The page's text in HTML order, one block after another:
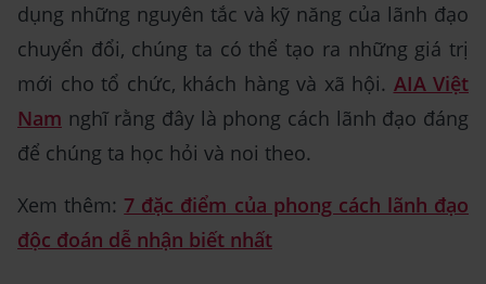
dụng những nguyên tắc và kỹ năng của lãnh đạo
chuyển đổi, chúng ta có thể tạo ra những giá trị
mới cho tổ chức, khách hàng và xã hội. AIA Việt
Nam nghĩ rằng đây là phong cách lãnh đạo đáng
để chúng ta học hỏi và noi theo.
Xem thêm: 7 đặc điểm của phong cách lãnh đạo
độc đoán dễ nhận biết nhất